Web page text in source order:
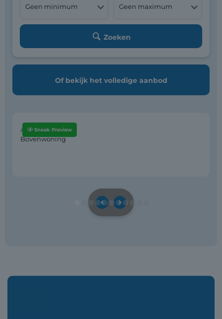
Zoeken
Of bekijk het volledige aanbod
Sneak Preview
Alkmaar
Bovenwoning